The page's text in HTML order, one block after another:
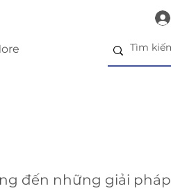
đến những giải pháp